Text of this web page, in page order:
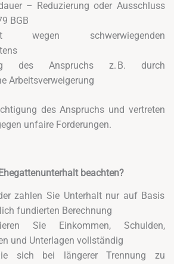
– Reduzierung oder Ausschluss
BGB
wegen schwerwiegenden
des Anspruchs z. B. durch
Arbeitsverweigerung
des Anspruchs und vertreten
unfaire Forderungen.
beachten?
zahlen Sie Unterhalt nur auf Basis
fundierten Berechnung
Sie Einkommen, Schulden,
und Unterlagen vollständig
sich bei längerer Trennung zu